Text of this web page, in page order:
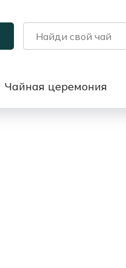
Чайная церемония